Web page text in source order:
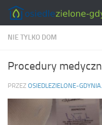
Skip to content
NIE TYLKO DOM
Procedury
PRZEZ OSIEDLEZIELONE-